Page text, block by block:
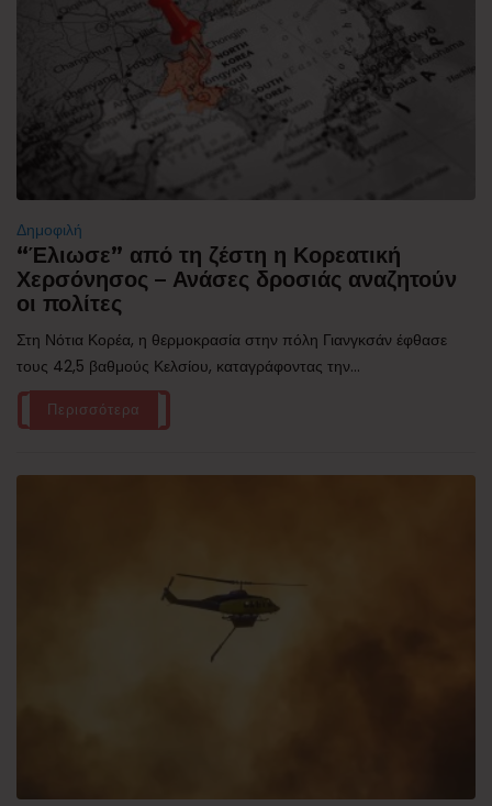
Δημοφιλή
“Έλιωσε” από τη ζέστη η Κορεατική
Χερσόνησος – Ανάσες δροσιάς αναζητούν
οι πολίτες
Στη Νότια Κορέα, η θερμοκρασία στην πόλη Γιανγκσάν έφθασε
τους 42,5 βαθμούς Κελσίου, καταγράφοντας την...
Περισσότερα